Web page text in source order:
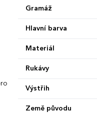
Gramáž
Hlavní barva
Materiál
Rukávy
Výstřih
Země původu